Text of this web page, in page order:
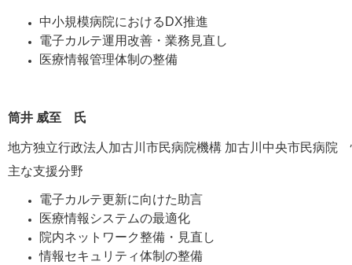
中小規模病院におけるDX推進
電子カルテ運用改善・業務見直し
医療情報管理体制の整備
筒井 威至 氏
地方独立行政法人加古川市民病院機構 加古川中央市民病院
主な支援分野
電子カルテ更新に向けた助言
医療情報システムの最適化
院内ネットワーク整備・見直し
情報セキュリティ体制の整備